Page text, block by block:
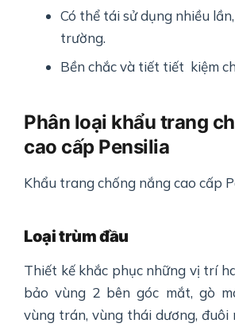
Có thể tái sử dụng nhiều
trường.
Bền chắc và tiết tiết kiệm
Phân loại khẩu trang
cao cấp Pensilia
Khẩu trang chống nắng cao cấp
Loại trùm đầu
Thiết kế khắc phục những vị trí
bảo vùng 2 bên góc mắt, gò
vùng trán, vùng thái dương, đuôi